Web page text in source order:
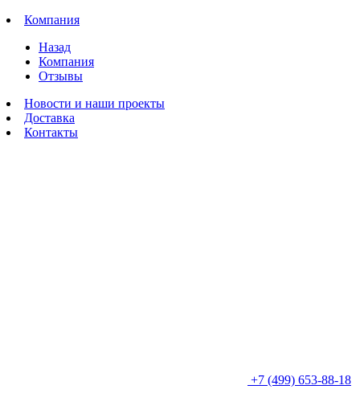
Компания
Назад
Компания
Отзывы
Новости и наши проекты
Доставка
Контакты
+7 (499) 653-88-18